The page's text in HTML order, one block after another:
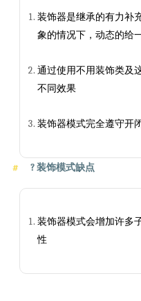
装饰器是继承的有力补
象的情况下，动态的给
通过使用不用装饰类及
不同效果
装饰器模式完全遵守开
?装饰模式缺点
装饰器模式会增加许多
性